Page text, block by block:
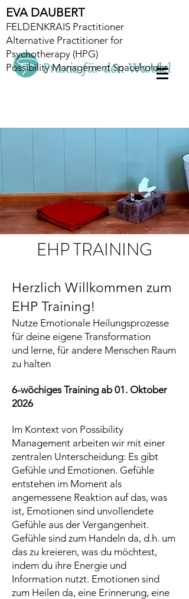
EVA DAUBERT
FELDENKRAIS Practitioner
Alternative Practitioner for
Psychotherapy (HPG)
Possibility Management Spaceholder
EHP TRAINING
Herzlich Willkommen zum
EHP Training!
Nutze Emotionale Heilungsprozesse
für deine eigene Transformation
und lerne, für andere Menschen Raum
zu halten
6-wöchiges Training ab 01. Oktober
2026
Im Kontext von Possibility
Management arbeiten wir mit einer
zentralen Unterscheidung: Es gibt
Gefühle und Emotionen. Gefühle
entstehen im Moment als
angemessene Reaktion auf das, was
ist, Emotionen sind unvollendete
Gefühle aus der Vergangenheit.
Gefühle sind zum Handeln da, d.h. um
das zu kreieren, was du möchtest,
indem du ihre Energie und
Information nutzt. Emotionen sind
zum Heilen da, eine Erinnerung, eine